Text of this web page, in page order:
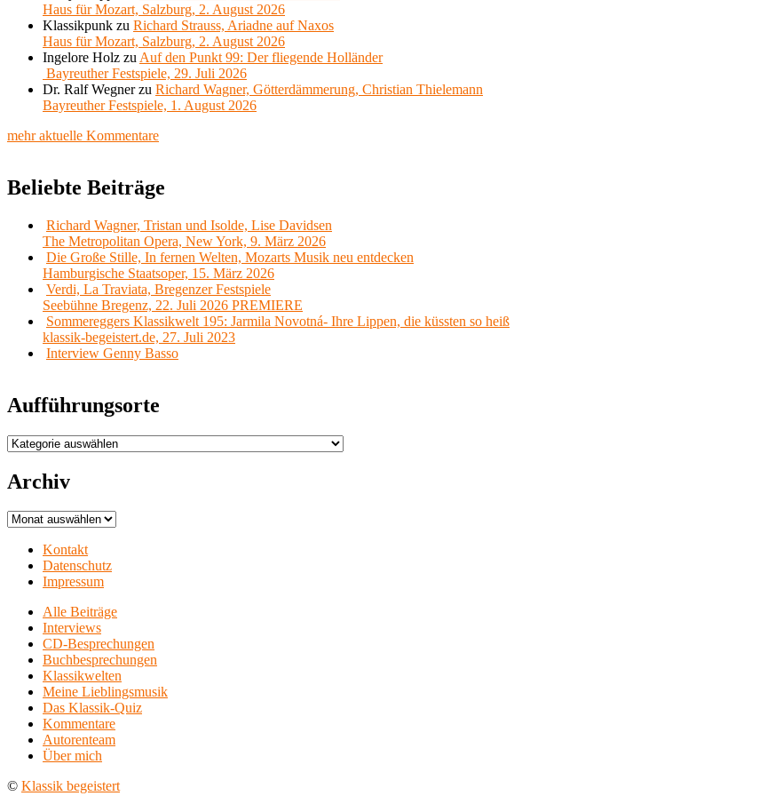
Haus für Mozart, Salzburg, 2. August 2026
Klassikpunk zu Richard Strauss, Ariadne auf Naxos
Haus für Mozart, Salzburg, 2. August 2026
Ingelore Holz zu Auf den Punkt 99: Der fliegende Holländer
Bayreuther Festspiele, 29. Juli 2026
Dr. Ralf Wegnerzu Richard Wagner, Götterdämmerung, Christian Thielemann
Bayreuther Festspiele, 1. August 2026
mehr aktuelle Kommentare
Beliebte Beiträge
Richard Wagner, Tristan und Isolde, Lise Davidsen
The Metropolitan Opera, New York, 9. März 2026
Die Große Stille, In fernen Welten, Mozarts Musik neu entdecken
Hamburgische Staatsoper, 15. März 2026
Verdi, La Traviata, Bregenzer Festspiele
Seebühne Bregenz, 22. Juli 2026 PREMIERE
Sommereggers Klassikwelt 195: Jarmila Novotná- Ihre Lippen, die küssten so heiß
klassik-begeistert.de, 27. Juli 2023
Interview Genny Basso
Aufführungsorte
Aufführungsorte
Archiv
Archiv
Kontakt
Datenschutz
Impressum
Alle Beiträge
Interviews
CD-Besprechungen
Buchbesprechungen
Klassikwelten
Meine Lieblingsmusik
Das Klassik-Quiz
Kommentare
Autorenteam
Über mich
© Klassik begeistert